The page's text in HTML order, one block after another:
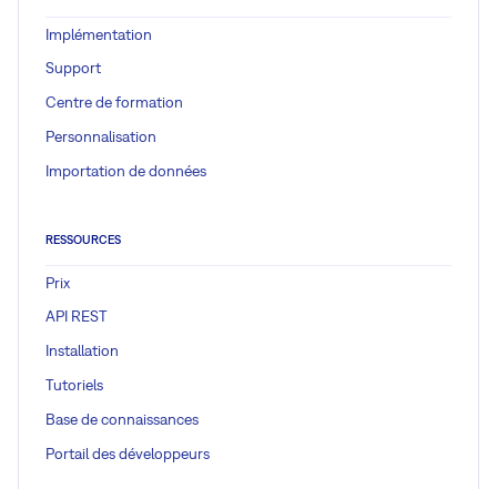
Implémentation
Support
Centre de formation
Personnalisation
Importation de données
RESSOURCES
Prix
API REST
Installation
Tutoriels
Base de connaissances
Portail des développeurs